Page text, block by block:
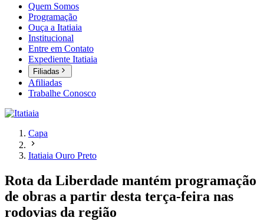
Quem Somos
Programação
Ouça a Itatiaia
Institucional
Entre em Contato
Expediente Itatiaia
Filiadas
Afiliadas
Trabalhe Conosco
Capa
Itatiaia Ouro Preto
Rota da Liberdade mantém programação
de obras a partir desta terça-feira nas
rodovias da região